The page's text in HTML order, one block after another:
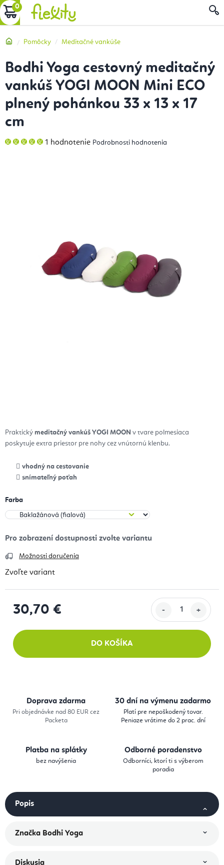
Prejsť
na
NÁKUPNÝ
DomovPomôcky Meditačné vankúše
Praktický meditačný vankúš YOGI MOON v tvare polmesiaca
poskytuje extra priestor pre nohy cez vnútornú klenbu.
vhodný na cestovanie
snímateľný poťah
Farba
Možnosti doručenia
Zvoľte variant
30,70 €
DO KOŠÍKA
Bodhi Yoga cestovný meditačný
vankúš YOGI MOON Mini ECO
plnený pohánkou 33 x 13 x 17
cm
Priemerné
hodnotenie
1 hodnotenie Podrobnosti hodnotenia
Doprava zdarma
Pri objednávke nad 80 EUR cez
Packeta
30 dní na výmenu zadarmo
Platí pre nepoškodený tovar.
Peniaze vrátime do 2 prac. dní
Platba na splátky
bez navýšenia
Odborné poradenstvo
Odborníci, ktorí ti s výberom
poradia
Popis
Značka Bodhi Yoga
Diskusia